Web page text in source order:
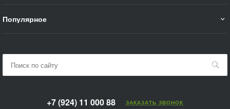
Популярное
+7 (924) 11 000 88 ЗАКАЗАТЬ ЗВОНОК